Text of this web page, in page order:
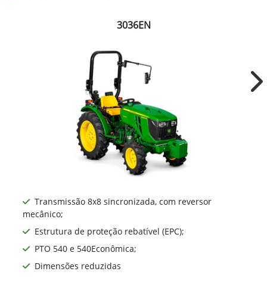
3036EN
Transmissão 8x8 sincronizada, com reversor
mecânico;
Estrutura de proteção rebatível (EPC);
PTO 540 e 540Econômica;
Dimensões reduzidas